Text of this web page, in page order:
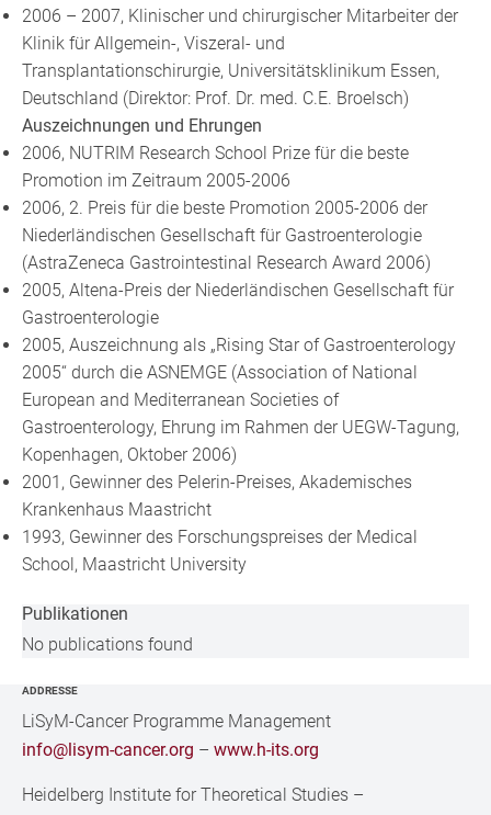
2006 – 2007, Klinischer und chirurgischer Mitarbeiter der
Klinik für Allgemein-, Viszeral- und
Transplantationschirurgie, Universitätsklinikum Essen,
Deutschland (Direktor: Prof. Dr. med. C.E. Broelsch)
Auszeichnungen und Ehrungen
2006, NUTRIM Research School Prize für die beste
Promotion im Zeitraum 2005-2006
2006, 2. Preis für die beste Promotion 2005-2006 der
Niederländischen Gesellschaft für Gastroenterologie
(AstraZeneca Gastrointestinal Research Award 2006)
2005, Altena-Preis der Niederländischen Gesellschaft für
Gastroenterologie
2005, Auszeichnung als „Rising Star of Gastroenterology
2005“ durch die ASNEMGE (Association of National
European and Mediterranean Societies of
Gastroenterology, Ehrung im Rahmen der UEGW-Tagung,
Kopenhagen, Oktober 2006)
2001, Gewinner des Pelerin-Preises, Akademisches
Krankenhaus Maastricht
1993, Gewinner des Forschungspreises der Medical
School, Maastricht University
Publikationen
No publications found
ADDRESSE
LiSyM-Cancer Programme Management
info@lisym-cancer.org –www.h-its.org
Heidelberg Institute for Theoretical Studies –